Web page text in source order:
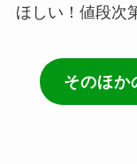
ほしい！値段次
そのほか